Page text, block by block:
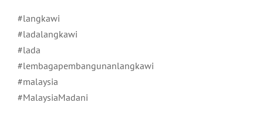
#langkawi
#ladalangkawi
#lada
#lembagapembangunanlangkawi
#malaysia
#MalaysiaMadani